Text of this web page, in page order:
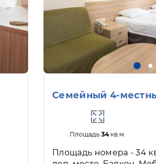
Семейный 4-
Площадь34кв.м.
Площадь номера - 34